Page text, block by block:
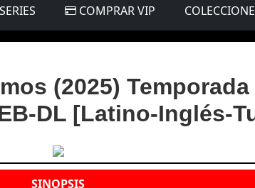
COMPRAR VIP
(2025)
DL [Latino-Inglés-